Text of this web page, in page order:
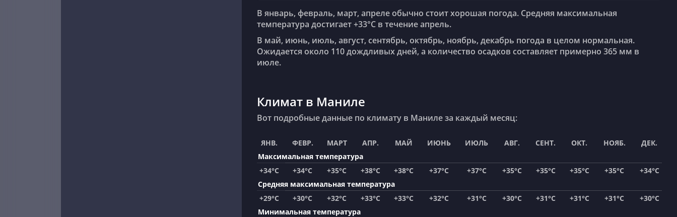
В январь, февраль, март, апреле обычно стоит хорошая погода. Средняя максимальная
температура достигает +33°C в течение апрель.
В май, июнь, июль, август, сентябрь, октябрь, ноябрь, декабрь погода в целом нормальная.
Ожидается около 110 дождливых дней, а количество осадков составляет примерно 365 мм в
июле.
Климат в Маниле
Вот подробные данные по климату в Маниле за каждый месяц:
ЯНВ. ФЕВР. МАРТ АПР. МАЙ ИЮНЬ ИЮЛЬ АВГ. СЕНТ. ОКТ. НОЯБ.
ДЕК.
Максимальная температура
+34°C
+34°C +35°C +38°C +38°C +37°C +37°C +35°C +35°C +35°C +35°C
+34°C
Средняя максимальная температура
+29°C
+30°C +32°C +33°C +33°C +32°C +31°C +30°C +31°C +31°C +31°C
+30°C
Минимальная температура